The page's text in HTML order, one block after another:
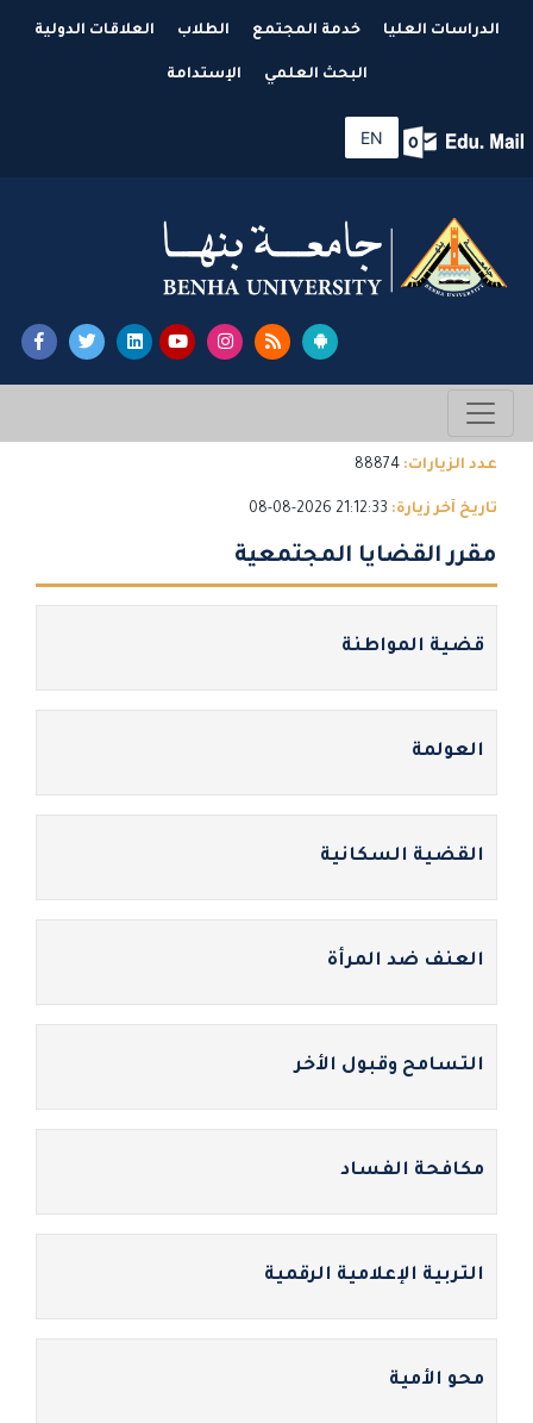
الدراسات العليا خدمة المجتمع الطلاب العلاقات الدولية
البحث العلمي الإستدامة
EN
عدد الزيارات: 88874
تاريخ آخر زيارة: 21:12:33 2026-08-08
مقرر القضايا المجتمعية
قضية المواطنة
العولمة
القضية السكانية
العنف ضد المرأة
التسامح وقبول الأخر
مكافحة الفساد
التربية الإعلامية الرقمية
محو الأمية